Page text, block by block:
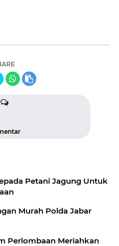
Petani Jagung Untuk
Murah Polda Jabar
Perlombaan Meriahkan